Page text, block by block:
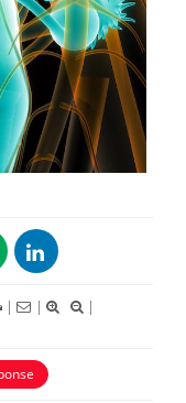
| |
|